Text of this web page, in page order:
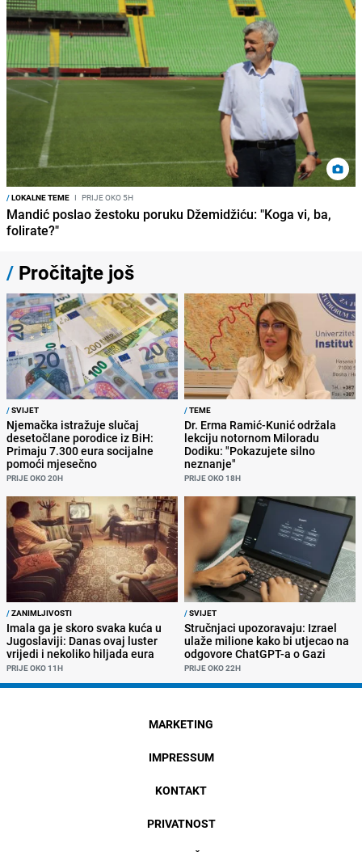
/LOKALNE TEME I PRIJE OKO 5H
Mandić poslao žestoku poruku Džemidžiću: "Koga vi, ba,
folirate?"
/ Pročitajte još
/SVIJET
Njemačka istražuje slučaj
desetočlane porodice iz BiH:
Primaju 7.300 eura socijalne
pomoći mjesečno
PRIJE OKO 20H
/TEME
Dr. Erma Ramić-Kunić održala
lekciju notornom Miloradu
Dodiku: "Pokazujete silno
neznanje"
PRIJE OKO 18H
/ZANIMLJIVOSTI
Imala ga je skoro svaka kuća u
Jugoslaviji: Danas ovaj luster
vrijedi i nekoliko hiljada eura
PRIJE OKO 11H
/SVIJET
Stručnjaci upozoravaju: Izrael
ulaže milione kako bi utjecao na
odgovore ChatGPT-a o Gazi
PRIJE OKO 22H
MARKETING
IMPRESSUM
KONTAKT
PRIVATNOST